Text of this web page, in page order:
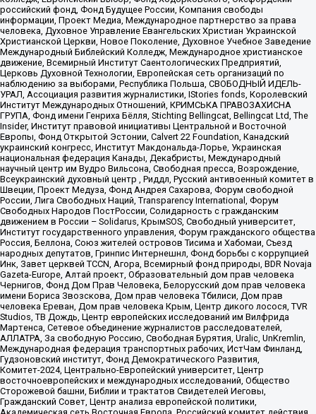
российский фонд, Фонд Будущее России, Компания свободы
информации, Проект Медиа, Международное партнерство за права
человека, Духовное Управление Евангельских Христиан Украинской
Христианской Церкви, Новое Поколение, Духовное Учебное Заведение
Международный Библейский Колледж, Международное христианское
движение, Всемирный Институт Саентологических Предприятий,
Церковь Духовной Технологии, Европейская сеть организаций по
наблюдению за выборами, Республика Польша, СВОБОДНЫЙ ИДЕЛЬ-
УРАЛ, Ассоциация развития журналистики, IStories fonds, Королевский
Институт Международных Отношений, КРИМСЬКА ПРАВОЗАХИСНА
ГРУПА, Фонд имени Генриха Бёлля, Stichting Bellingcat, Bellingcat Ltd, The
Insider, Институт правовой инициативы Центральной и Восточной
Европы, Фонд Открытой Эстонии, Calvert 22 Foundation, Канадский
украинский конгресс, Институт Макдональда-Лорье, Украинская
национальная федерация Канады, Декабристы, Международный
научный центр им Вудро Вильсона, Свободная пресса, Возрождение,
Всеукраинский духовный центр , Риддл, Русский антивоенный комитет в
Швеции, Проект Медуза, Фонд Андрея Сахарова, Форум свободной
России, Лига Свободных Наций, Transparеncy International, Форум
Свободных Народов ПостРоссии, Солидарность с гражданским
движением в России – Solidarus, КрымSOS, Свободный университет,
Институт государственного управления, Форум гражданского общества
Россия, Беллона, Союз жителей островов Тисима и Хабомаи, Съезд
народных депутатов, Гринпис Интернешнл, Фонд борьбы с коррупцией
Инк, Завет церквей TCCN, Агора, Всемирный фонд природы, BDR Novaja
Gazeta-Europe, Алтай проект, Образовательный дом прав человека
Чернигов, Фонд Дом Прав Человека, Белорусский дом прав человека
имени Бориса Звозскова, Дом прав человека Тбилиси, Дом прав
человека Ереван, Дом прав человека Крым, Центр дикого лосося, TVR
Studios, ТВ Дождь, Центр европейских исследований им Вилфрида
Мартенса, Сетевое объединение журналистов расследователей,
АЛЛАТРА, За свободную Россию, Свободная Бурятия, Uralic, UnKremlin,
Международная федерация транспортных рабочих, ИстЧам Финланд,
Гудзоновский институт, Фонд Демократического Развития,
Комитет-2024, Центрально-Европейский университет, Центр
восточноевропейских и международных исследований, Общество
Сторожевой башни, Библии и трактатов Свидетелей Иеговы,
Гражданский Совет, Центр анализа европейской политики,